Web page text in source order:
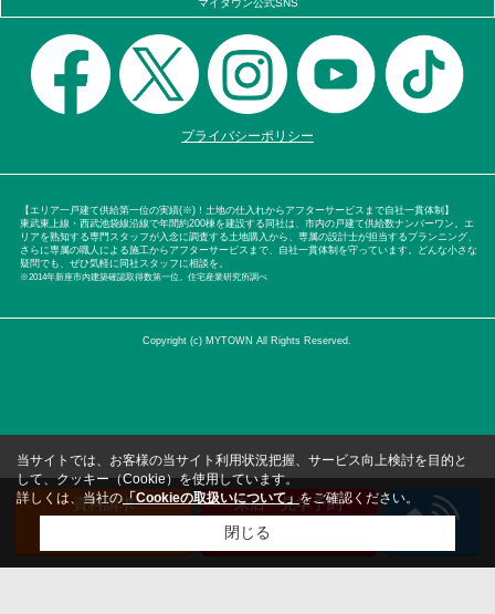
プライバシーポリシー
【エリア一戸建て供給第一位の実績(※)！土地の仕入れからアフターサービスまで自社一貫体制】
東武東上線・西武池袋線沿線で年間約200棟を建設する同社は、市内の戸建て供給数ナンバーワン。エ
リアを熟知する専門スタッフが入念に調査する土地購入から、専属の設計士が担当するプランニング、
さらに専属の職人による施工からアフターサービスまで、自社一貫体制を守っています。どんな小さな
疑問でも、ぜひ気軽に同社スタッフに相談を。
※2014年新座市内建築確認取得数第一位。住宅産業研究所調べ
Copyright (c) MYTOWN All Rights Reserved.
資料請求
来店・見学予約
（無料）
当サイトでは、お客様の当サイト利用状況把握、サービス向上検討を目的と
して、クッキー（Cookie）を使用しています。
詳しくは、当社の「Cookieの取扱いについて」をご確認ください。
閉じる